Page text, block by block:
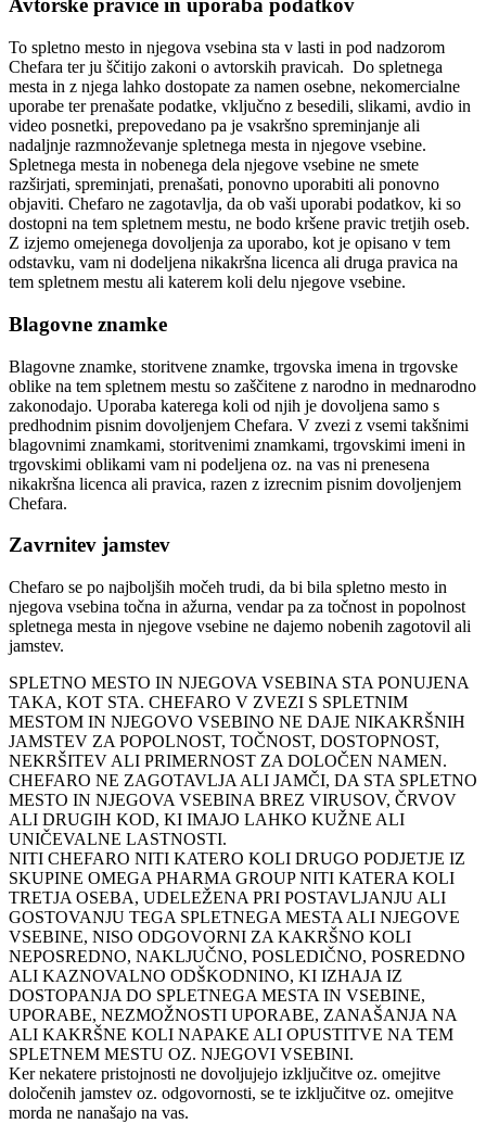
Avtorske pravice in uporaba podatkov
To spletno mesto in njegova vsebina sta v lasti in pod nadzorom
Chefara ter ju ščitijo zakoni o avtorskih pravicah. Do spletnega
mesta in z njega lahko dostopate za namen osebne, nekomercialne
uporabe ter prenašate podatke, vključno z besedili, slikami, avdio in
video posnetki, prepovedano pa je vsakršno spreminjanje ali
nadaljnje razmnoževanje spletnega mesta in njegove vsebine.
Spletnega mesta in nobenega dela njegove vsebine ne smete
razširjati, spreminjati, prenašati, ponovno uporabiti ali ponovno
objaviti. Chefaro ne zagotavlja, da ob vaši uporabi podatkov, ki so
dostopni na tem spletnem mestu, ne bodo kršene pravic tretjih oseb.
Z izjemo omejenega dovoljenja za uporabo, kot je opisano v tem
odstavku, vam ni dodeljena nikakršna licenca ali druga pravica na
tem spletnem mestu ali katerem koli delu njegove vsebine.
Blagovne znamke
Blagovne znamke, storitvene znamke, trgovska imena in trgovske
oblike na tem spletnem mestu so zaščitene z narodno in mednarodno
zakonodajo. Uporaba katerega koli od njih je dovoljena samo s
predhodnim pisnim dovoljenjem Chefara. V zvezi z vsemi takšnimi
blagovnimi znamkami, storitvenimi znamkami, trgovskimi imeni in
trgovskimi oblikami vam ni podeljena oz. na vas ni prenesena
nikakršna licenca ali pravica, razen z izrecnim pisnim dovoljenjem
Chefara.
Zavrnitev jamstev
Chefaro se po najboljših močeh trudi, da bi bila spletno mesto in
njegova vsebina točna in ažurna, vendar pa za točnost in popolnost
spletnega mesta in njegove vsebine ne dajemo nobenih zagotovil ali
jamstev.
SPLETNO MESTO IN NJEGOVA VSEBINA STA PONUJENA
TAKA, KOT STA. CHEFARO V ZVEZI S SPLETNIM
MESTOM IN NJEGOVO VSEBINO NE DAJE NIKAKRŠNIH
JAMSTEV ZA POPOLNOST, TOČNOST, DOSTOPNOST,
NEKRŠITEV ALI PRIMERNOST ZA DOLOČEN NAMEN.
CHEFARO NE ZAGOTAVLJA ALI JAMČI, DA STA SPLETNO
MESTO IN NJEGOVA VSEBINA BREZ VIRUSOV, ČRVOV
ALI DRUGIH KOD, KI IMAJO LAHKO KUŽNE ALI
UNIČEVALNE LASTNOSTI.
NITI CHEFARO NITI KATERO KOLI DRUGO PODJETJE IZ
SKUPINE OMEGA PHARMA GROUP NITI KATERA KOLI
TRETJA OSEBA, UDELEŽENA PRI POSTAVLJANJU ALI
GOSTOVANJU TEGA SPLETNEGA MESTA ALI NJEGOVE
VSEBINE, NISO ODGOVORNI ZA KAKRŠNO KOLI
NEPOSREDNO, NAKLJUČNO, POSLEDIČNO, POSREDNO
ALI KAZNOVALNO ODŠKODNINO, KI IZHAJA IZ
DOSTOPANJA DO SPLETNEGA MESTA IN VSEBINE,
UPORABE, NEZMOŽNOSTI UPORABE, ZANAŠANJA NA
ALI KAKRŠNE KOLI NAPAKE ALI OPUSTITVE NA TEM
SPLETNEM MESTU OZ. NJEGOVI VSEBINI.
Ker nekatere pristojnosti ne dovoljujejo izključitve oz. omejitve
določenih jamstev oz. odgovornosti, se te izključitve oz. omejitve
morda ne nanašajo na vas.